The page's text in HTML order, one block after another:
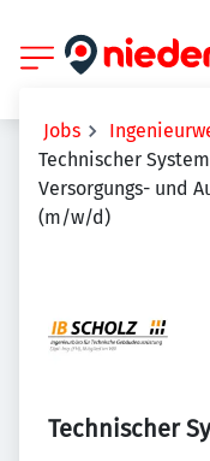
Jobs
Technischer
Versorgungs- und
(m/w/d)
Technischer